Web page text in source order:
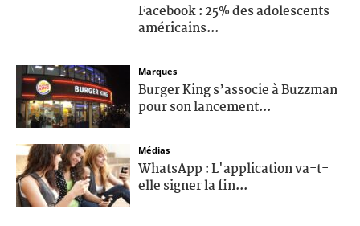
Facebook : 25% des adolescents
américains...
Marques
Burger King s’associe à Buzzman
pour son lancement...
Médias
WhatsApp : L'application va-t-
elle signer la fin...